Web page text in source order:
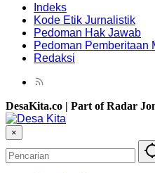
Indeks
Kode Etik Jurnalistik
Pedoman Hak Jawab
Pedoman Pemberitaan
Redaksi
DesaKita.co | Part of Radar
×